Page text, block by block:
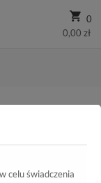
0
0,00 zł
Brown 400.Prz
celu świadczenia